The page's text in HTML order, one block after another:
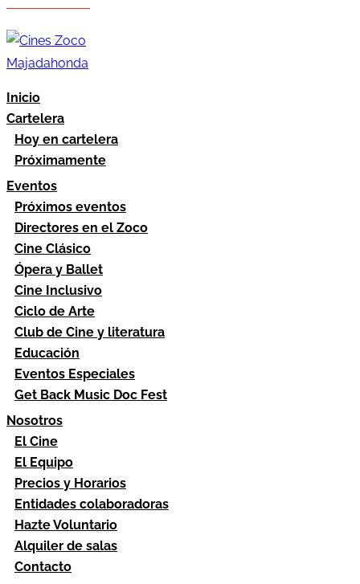
Inicio
Cartelera
Hoy en cartelera
Próximamente
Eventos
Próximos eventos
Directores en el Zoco
Cine Clásico
Ópera y Ballet
Cine Inclusivo
Ciclo de Arte
Club de Cine y literatura
Educación
Eventos Especiales
Get Back Music Doc Fest
Nosotros
El Cine
El Equipo
Precios y Horarios
Entidades colaboradoras
Hazte Voluntario
Alquiler de salas
Contacto